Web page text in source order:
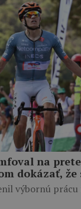
na
dokázať,
výbornú